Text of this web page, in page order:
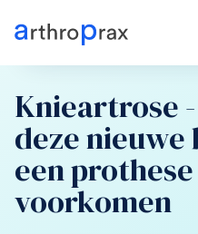
Knieartrose
deze nieuwe
een
voorkomen